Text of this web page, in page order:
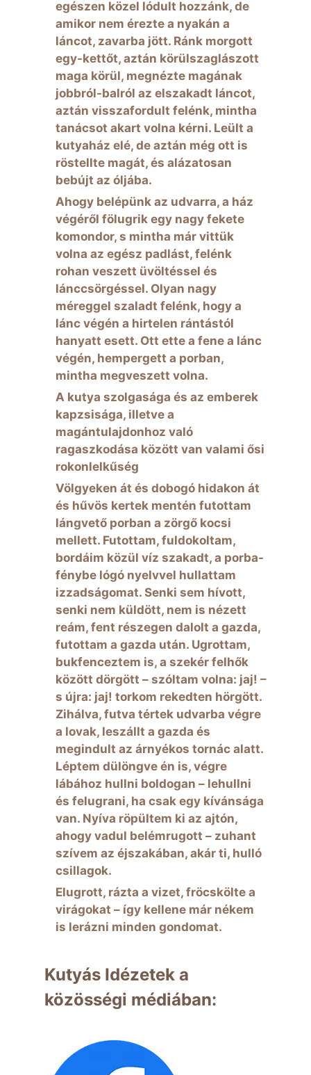
egészen közel lódult hozzánk, de
amikor nem érezte a nyakán a
láncot, zavarba jött. Ránk morgott
egy-kettőt, aztán körülszaglászott
maga körül, megnézte magának
jobbról-balról az elszakadt láncot,
aztán visszafordult felénk, mintha
tanácsot akart volna kérni. Leült a
kutyaház elé, de aztán még ott is
röstellte magát, és alázatosan
bebújt az óljába.
Ahogy belépünk az udvarra, a ház
végéről fölugrik egy nagy fekete
komondor, s mintha már vittük
volna az egész padlást, felénk
rohan veszett üvöltéssel és
lánccsörgéssel. Olyan nagy
méreggel szaladt felénk, hogy a
lánc végén a hirtelen rántástól
hanyatt esett. Ott ette a fene a lánc
végén, hempergett a porban,
mintha megveszett volna.
A kutya szolgasága és az emberek
kapzsisága, illetve a
magántulajdonhoz való
ragaszkodása között van valami ősi
rokonlelkűség
Völgyeken át és dobogó hidakon át
és hűvös kertek mentén futottam
lángvető porban a zörgő kocsi
mellett. Futottam, fuldokoltam,
bordáim közül víz szakadt, a porba-
fénybe lógó nyelvvel hullattam
izzadságomat. Senki sem hívott,
senki nem küldött, nem is nézett
reám, fent részegen dalolt a gazda,
futottam a gazda után. Ugrottam,
bukfenceztem is, a szekér felhők
között dörgött – szóltam volna: jaj! –
s újra: jaj! torkom rekedten hörgött.
Zihálva, futva tértek udvarba végre
a lovak, leszállt a gazda és
megindult az árnyékos tornác alatt.
Léptem dülöngve én is, végre
lábához hullni boldogan – lehullni
és felugrani, ha csak egy kívánsága
van. Nyíva röpültem ki az ajtón,
ahogy vadul belémrugott – zuhant
szívem az éjszakában, akár ti, hulló
csillagok.
Elugrott, rázta a vizet, fröcskölte a
virágokat – így kellene már nékem
is lerázni minden gondomat.
Kutyás Idézetek a
közösségi médiában: